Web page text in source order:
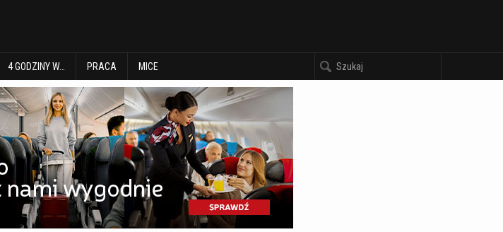
4 GODZINY W… PRACA MICE